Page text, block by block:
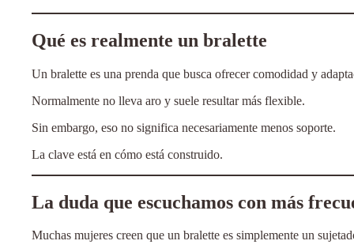
Qué es realmente un bralette
Un bralette es una prenda que busca ofrecer comodidad y
Normalmente no lleva aro y suele resultar más flexible.
Sin embargo, eso no significa necesariamente menos soporte.
La clave está en cómo está construido.
La duda que escuchamos con más
Muchas mujeres creen que un bralette es simplemente un